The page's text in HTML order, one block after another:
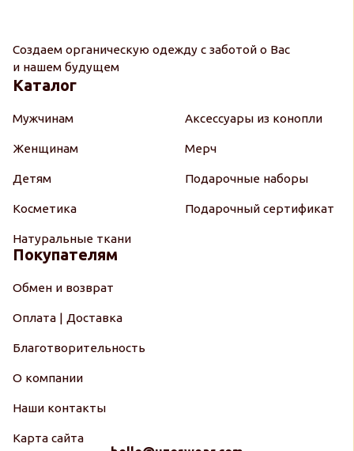
Создаем органическую одежду с заботой о Вас
и нашем будущем
Каталог
Мужчинам
Женщинам
Детям
Косметика
Натуральные ткани
Аксессуары из конопли
Мерч
Подарочные наборы
Подарочный сертификат
Покупателям
Обмен и возврат
Оплата | Доставка
Благотворительность
О компании
Наши контакты
Карта сайта